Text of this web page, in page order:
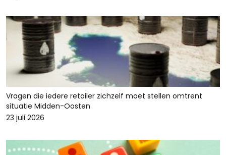
Vragen die iedere retailer zichzelf moet stellen omtrent
situatie Midden-Oosten
23 juli 2026